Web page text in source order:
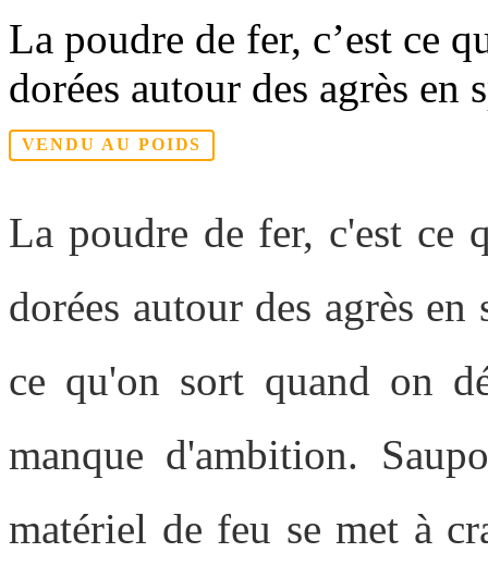
La poudre de fer, c’est ce
dorées autour des agrès en
VENDU AU POIDS
La poudre de fer, c'est ce
dorées autour des agrès
ce qu'on sort quand on
manque d'ambition.
matériel de feu se met à